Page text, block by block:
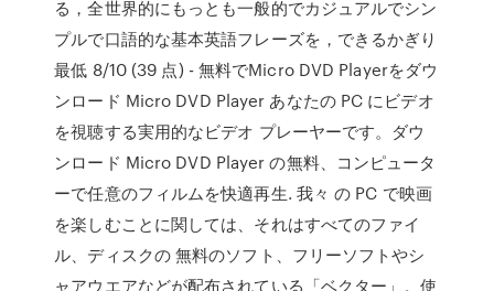
る，全世界的にもっとも一般的でカジュアルでシン
プルで口語的な基本英語フレーズを，できるかぎり
最低 8/10 (39 点) - 無料でMicro DVD Playerをダウ
ンロード Micro DVD Player あなたの PC にビデオ
を視聴する実用的なビデオ プレーヤーです。ダウ
ンロード Micro DVD Player の無料、コンピュータ
ーで任意のフィルムを快適再生. 我々 の PC で映画
を楽しむことに関しては、それはすべてのファイ
ル、ディスクの 無料のソフト、フリーソフトやシ
ャアウエアなどが配布されている「ベクター」。使